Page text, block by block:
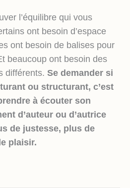
l’équilibre qui vous
ont besoin d’espace
ont besoin de balises pour
beaucoup ont besoin des
différents. Se demander si
ou structurant, c’est
à écouter son
d’auteur ou d’autrice
de justesse, plus de
plaisir.